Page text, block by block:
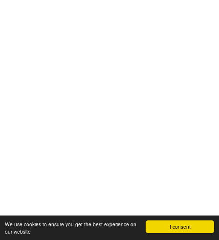
I consent
We use cookies to ensure you get the best experience on
our website